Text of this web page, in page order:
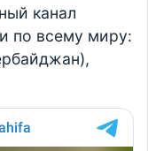
канал
по всему миру: